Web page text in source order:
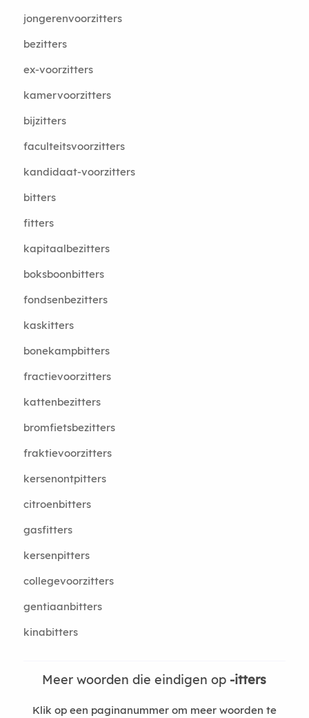
jongerenvoorzitters
bezitters
ex-voorzitters
kamervoorzitters
bijzitters
faculteitsvoorzitters
kandidaat-voorzitters
bitters
fitters
kapitaalbezitters
boksboonbitters
fondsenbezitters
kaskitters
bonekampbitters
fractievoorzitters
kattenbezitters
bromfietsbezitters
fraktievoorzitters
kersenontpitters
citroenbitters
gasfitters
kersenpitters
collegevoorzitters
gentiaanbitters
kinabitters
Meer woorden die eindigen op -itters
Klik op een paginanummer om meer woorden te